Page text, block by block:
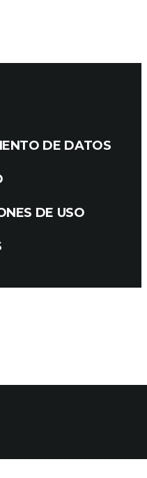
DE DATOS
DE USO